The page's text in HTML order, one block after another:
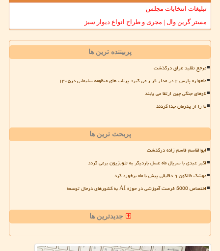
تبلیغات انتخابات مجلس
مستر گرین وال | مجری و طراح انواع دیوار سبز
پربیننده ترین ها
مرجع تقلید عراق درگذشت
ماهواره پارس ۲ در مدار قرار می گیرد پرتاب های منظومه سلیمانی در۱۴۰۵
ناوهای جنگی چین ارتقا می یابند
ما را از پدرمان جدا کردند
پربحث ترین ها
ابوالقاسم قاسم زاده درگذشت
اکبر عبدی با سریال ماه عسل باردیگر به تلویزیون برمی گردد
موشک فالکون ۹ دقایقی پیش با ماه برخورد کرد
اختصاص 5000 فرصت آموزشی در حوزه AI به کشورهای درحال توسعه
جدیدترین ها